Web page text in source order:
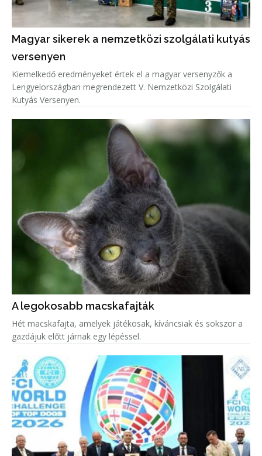
Magyar sikerek a nemzetközi szolgálati kutyás
versenyen
Kiemelkedő eredményeket értek el a magyar versenyzők a
Lengyelországban megrendezett V. Nemzetközi Szolgálati
Kutyás Versenyen.
A legokosabb macskafajták
Hét macskafajta, amelyek játékosak, kíváncsiak és sokszor a
gazdájuk előtt járnak egy lépéssel.